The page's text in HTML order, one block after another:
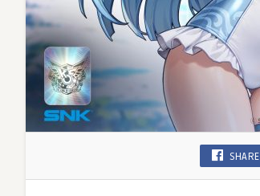
SHARE